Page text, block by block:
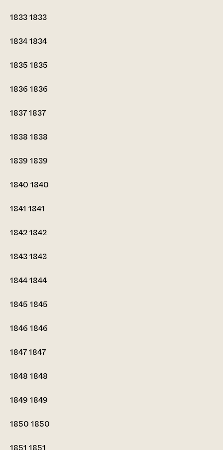
18331833
18341834
1835 1835
1836 1836
18371837
1838 1838
1839 1839
1840 1840
1841 1841
18421842
18431843
18441844
1845 1845
1846 1846
18471847
1848 1848
1849 1849
1850 1850